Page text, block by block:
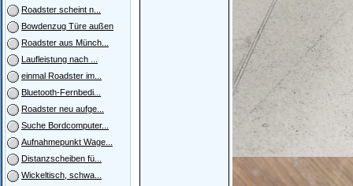
Roadster scheint n...
Bowdenzug Türe außen
Roadster aus Münch...
Laufleistung nach ...
einmal Roadster im...
Bluetooth-Fernbedi...
Roadster neu aufge...
Suche Bordcomputer...
Aufnahmepunkt Wage...
Distanzscheiben fü...
Wickeltisch, schwa...